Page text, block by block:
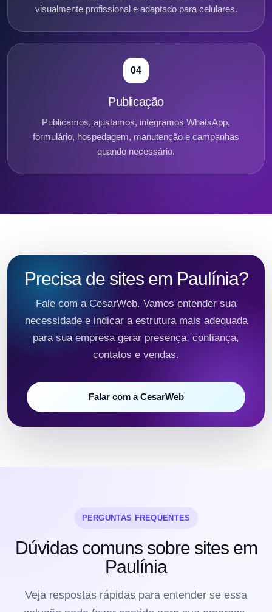
visualmente profissional e adaptado para celulares.
04
Publicação
Publicamos, ajustamos, integramos WhatsApp,
formulário, hospedagem, manutenção e campanhas
quando necessário.
Precisa de sites em Paulínia?
Fale com a CesarWeb. Vamos entender sua
necessidade e indicar a estrutura mais adequada
para sua empresa gerar presença, confiança,
contatos e vendas.
Falar com a CesarWeb
PERGUNTAS FREQUENTES
Dúvidas comuns sobre sites em
Paulínia
Veja respostas rápidas para entender se essa